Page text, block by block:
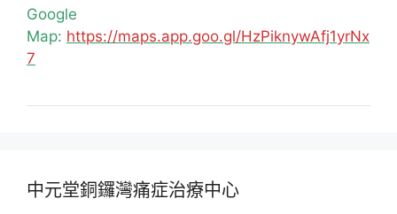
Google
Map: https://maps.app.goo.gl/HzPiknywAfj1yrNx
7
中元堂銅鑼灣痛症治療中心